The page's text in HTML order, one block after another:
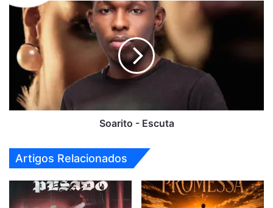
Soarito
Escuta
Soarito - Escuta
Artigos Relacionados